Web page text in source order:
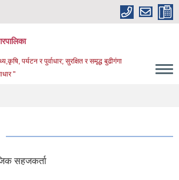
पर्यटन र पुर्वाधार; सुरक्षित र समृद्ध बुढीगंगा
"
सहजकर्ता